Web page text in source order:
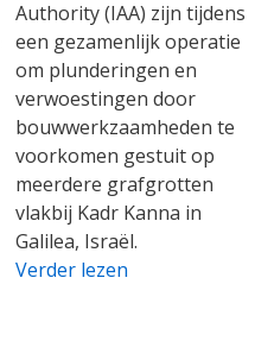
Authority (IAA) zijn tijdens
een gezamenlijk operatie
om plunderingen en
verwoestingen door
bouwwerkzaamheden te
voorkomen gestuit op
meerdere grafgrotten
vlakbij Kadr Kanna in
Galilea, Israël.
Verder lezen